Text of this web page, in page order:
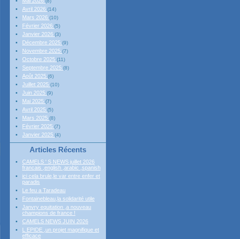
Avril 2026 (14)
Mars 2026 (10)
Février 2026 (5)
Janvier 2026 (3)
Décembre 2025 (9)
Novembre 2025 (7)
Octobre 2025 (11)
Septembre 2025 (8)
Août 2025 (6)
Juillet 2025 (10)
Juin 2025 (9)
Mai 2025 (7)
Avril 2025 (5)
Mars 2025 (8)
Février 2025 (7)
Janvier 2025 (4)
Articles Récents
CAMELS ' S NEWS juillet 2026
francais ,english ,arabic ,spanish
ici cela brule,le var entre enfer et
paradis
Le feu a Taradeau
Fontainebleau,la solidarité utile
Janvry equitation ,a nouveau
champions de france !
CAMELS NEWS JUIN 2026
L EPIDE ,un projet magnifique et
efficace